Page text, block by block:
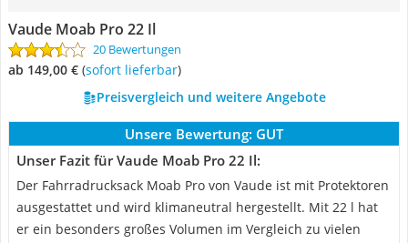
Vaude Moab Pro 22 Il
20 Bewertungen
ab 149,00 € ( Sofort lieferbar)
Preisvergleich und weitere Angebote
Unsere Bewertung: GUT
Unser Fazit für Vaude Moab Pro 22 Il:
Der Fahrradrucksack Moab Pro von Vaude ist mit Protektoren
ausgestattet und wird klimaneutral hergestellt. Mit 22 l hat
er ein besonders großes Volumen im Vergleich zu vielen